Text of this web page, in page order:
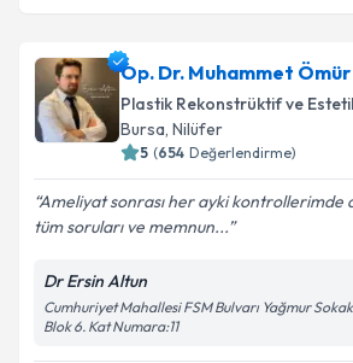
Op. Dr. Muhammet
Plastik Rekonstrüktif ve
Bursa, Nilüfer
5 (654 Değerlendirme)
Ameliyat sonrası her ayki kontrollerimde
tüm soruları ve memnun...
Dr Ersin Altun
Cumhuriyet Mahallesi FSM Bulvarı Yağmur
Blok 6. Kat Numara:11